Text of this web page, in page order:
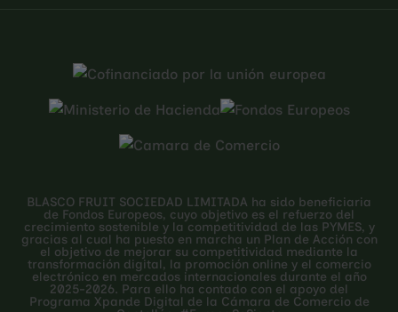
BLASCO FRUIT SOCIEDAD LIMITADA ha sido beneficiaria
de Fondos Europeos, cuyo objetivo es el refuerzo del
crecimiento sostenible y la competitividad de las PYMES, y
gracias al cual ha puesto en marcha un Plan de Acción con
el objetivo de mejorar su competitividad mediante la
transformación digital, la promoción online y el comercio
electrónico en mercados internacionales durante el año
2025-2026. Para ello ha contado con el apoyo del
Programa Xpande Digital de la Cámara de Comercio de